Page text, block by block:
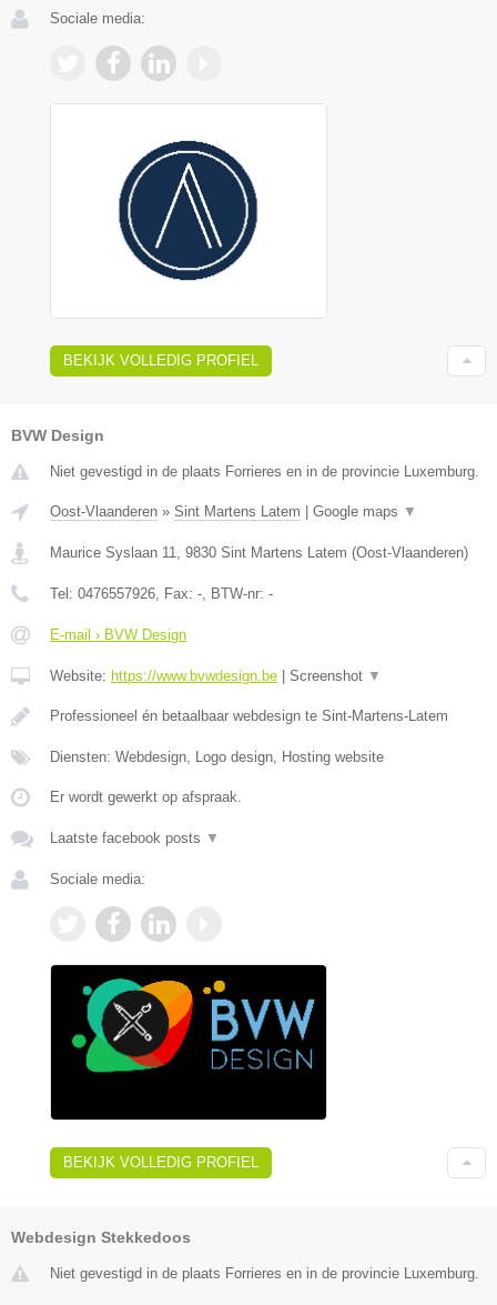
Sociale media:
BEKIJK VOLLEDIG PROFIEL
BVW Design
Niet gevestigd in de plaats Forrieres en in de provincie Luxemburg.
Oost-Vlaanderen » Sint Martens Latem Google maps ▼
Maurice Syslaan 11 9830 Sint Martens Latem (Oost-Vlaanderen)
Tel: 0476557926 , Fax: - , BTW-nr: -
E-mail › BVW Design
Website: https://www.bvwdesign.be Screenshot ▼
Professioneel én betaalbaar webdesign te Sint-Martens-Latem
Diensten: Webdesign, Logo design, Hosting website
Er wordt gewerkt op afspraak.
Laatste facebook posts ▼
Sociale media:
BEKIJK VOLLEDIG PROFIEL
Webdesign Stekkedoos
Niet gevestigd in de plaats Forrieres en in de provincie Luxemburg.